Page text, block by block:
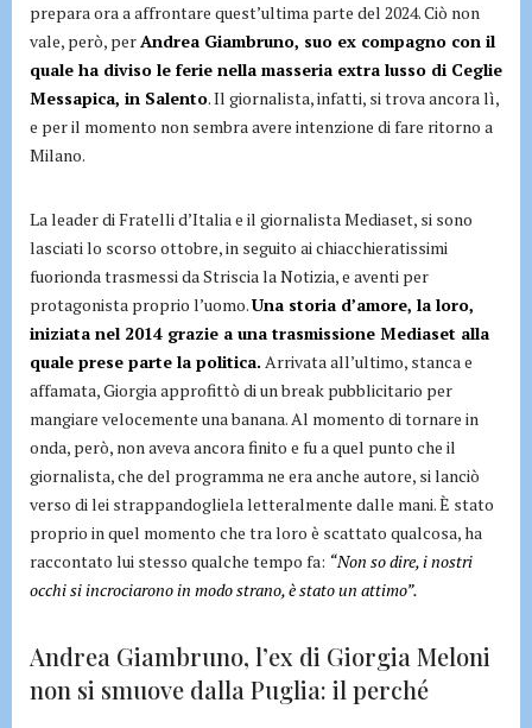
prepara ora a affrontare quest’ultima parte del 2024. Ciò non
vale, però, perAndrea Giambruno, suo ex compagno con il
quale ha diviso le ferie nella masseria extra lusso di Ceglie
Messapica, in Salento. Il giornalista, infatti, si trova ancora lì,
e per il momento non sembra avere intenzione di fare ritorno a
Milano.
La leader di Fratelli d’Italia e il giornalista Mediaset, si sono
lasciati lo scorso ottobre, in seguito ai chiacchieratissimi
fuorionda trasmessi da Striscia la Notizia, e aventi per
protagonista proprio l’uomo.Una storia d’amore, la loro,
iniziata nel 2014 grazie a una trasmissione Mediaset alla
quale prese parte la politica. Arrivata all’ultimo, stanca e
affamata, Giorgia approfittò di un break pubblicitario per
mangiare velocemente una banana. Al momento di tornare in
onda, però, non aveva ancora finito e fu a quel punto che il
giornalista, che del programma ne era anche autore, si lanciò
verso di lei strappandogliela letteralmente dalle mani. È stato
proprio in quel momento che tra loro è scattato qualcosa, ha
raccontato lui stesso qualche tempo fa: “Non so dire, i nostri
occhi si incrociarono in modo strano, è stato un attimo”.
Andrea Giambruno, l’ex di Giorgia Meloni
non si smuove dalla Puglia: il perché